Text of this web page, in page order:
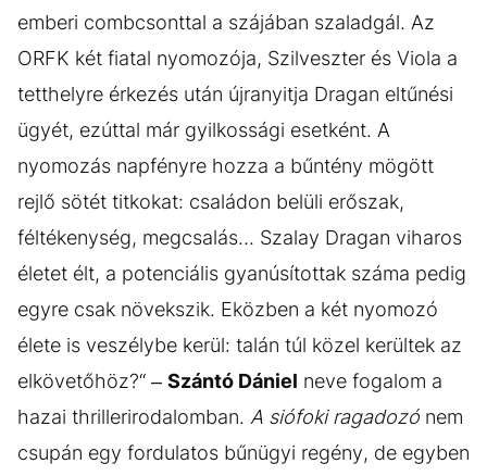
emberi combcsonttal a szájában szaladgál. Az
ORFK két fiatal nyomozója, Szilveszter és Viola a
tetthelyre érkezés után újranyitja Dragan eltűnési
ügyét, ezúttal már gyilkossági esetként. A
nyomozás napfényre hozza a bűntény mögött
rejlő sötét titkokat: családon belüli erőszak,
féltékenység, megcsalás... Szalay Dragan viharos
életet élt, a potenciális gyanúsítottak száma pedig
egyre csak növekszik. Eközben a két nyomozó
élete is veszélybe kerül: talán túl közel kerültek az
elkövetőhöz?“ – Szántó Dániel neve fogalom a
hazai thrillerirodalomban. A siófoki ragadozó nem
csupán egy fordulatos bűnügyi regény, de egyben